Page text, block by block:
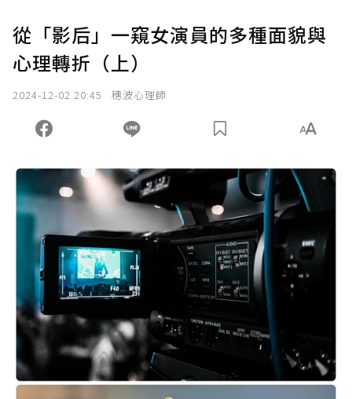
從「影后」一窺女演員的多種面貌與
心理轉折（上）
2024-12-02 20:45 穗波心理師